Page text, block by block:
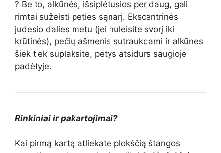
? Be to, alkūnės, išsiplėtusios per daug, gali
rimtai sužeisti peties sąnarį. Ekscentrinės
judesio dalies metu (jei nuleisite svorį iki
krūtinės), pečių ašmenis sutraukdami ir alkūnes
šiek tiek suplaksite, petys atsidurs saugioje
padėtyje.
Rinkiniai ir pakartojimai?
Kai pirmą kartą atliekate plokščią štangos